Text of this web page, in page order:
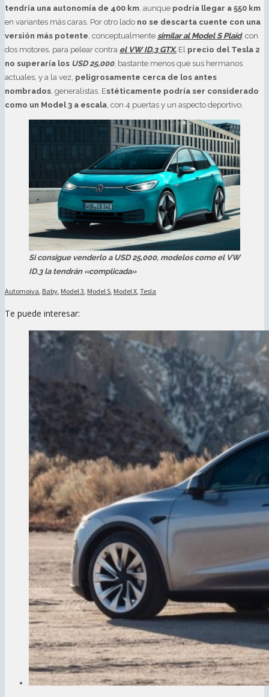
tendría una autonomía de 400 km, aunque podría llegar a 550 km
en variantes más caras. Por otro lado no se descarta cuente con una
versión más potente, conceptualmente similar al Model S Plaid, con
dos motores, para pelear contra el VW ID.3 GTX. El precio del Tesla 2
no superaría los USD 25,000, bastante menos que sus hermanos
actuales, y a la vez, peligrosamente cerca de los antes
nombrados, generalistas. Estéticamente podría ser considerado
como un Model 3 a escala, con 4 puertas y un aspecto deportivo.
Si consigue venderlo a USD 25,000, modelos como el VW
ID.3 la tendrán «complicada»
Automoiva Baby Model 3 Model S Model X Tesla
Te puede interesar: